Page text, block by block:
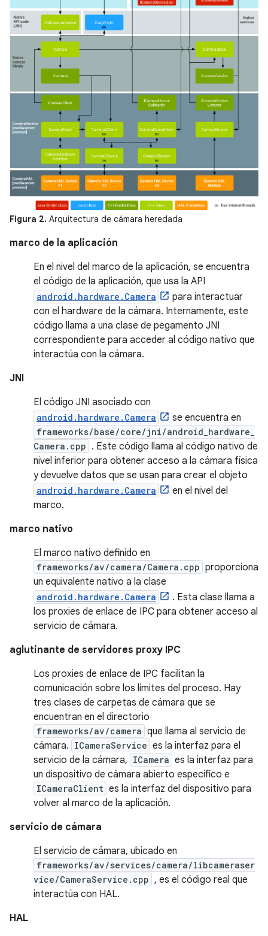
Figura 2. Arquitectura de cámara heredada
marco de la aplicación
En el nivel del marco de la aplicación, se encuentra
el código de la aplicación, que usa la API
android.hardware.Camera
para interactuar
con el hardware de la cámara. Internamente, este
código llama a una clase de pegamento JNI
correspondiente para acceder al código nativo que
interactúa con la cámara.
JNI
El código JNI asociado con
android.hardware.Camera se encuentra en
frameworks/base/core/jni/android_hardware_
Camera.cpp . Este código llama al código nativo de
nivel inferior para obtener acceso a la cámara física
y devuelve datos que se usan para crear el objeto
android.hardware.Camera
en el nivel del
marco.
marco nativo
El marco nativo definido en
frameworks/av/camera/Camera.cpp proporciona
un equivalente nativo a la clase
android.hardware.Camera
. Esta clase llama a
los proxies de enlace de IPC para obtener acceso al
servicio de cámara.
aglutinante de servidores proxy IPC
Los proxies de enlace de IPC facilitan la
comunicación sobre los límites del proceso. Hay
tres clases de carpetas de cámara que se
encuentran en el directorio
frameworks/av/camera que llama al servicio de
cámara. ICameraService es la interfaz para el
servicio de la cámara, ICamera es la interfaz para
un dispositivo de cámara abierto específico e
ICameraClient es la interfaz del dispositivo para
volver al marco de la aplicación.
servicio de cámara
El servicio de cámara, ubicado en
frameworks/av/services/camera/libcameraser
vice/CameraService.cpp , es el código real que
interactúa con HAL.
HAL